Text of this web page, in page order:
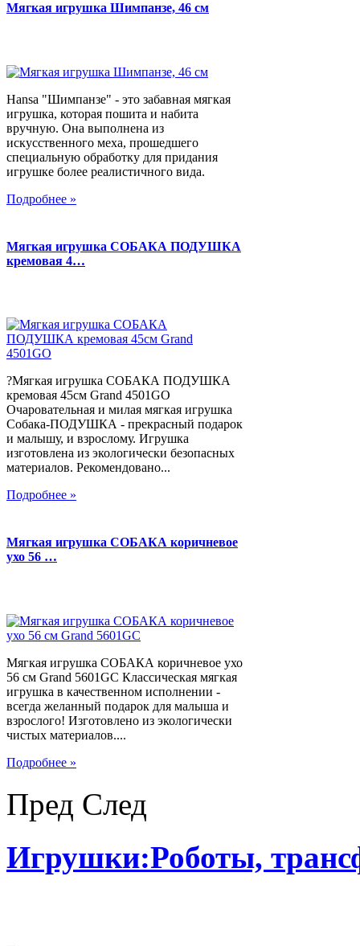
Мягкая игрушка Шимпанзе, 46 см
Hansa "Шимпанзе" - это забавная мягкая
игрушка, которая пошита и набита
вручную. Она выполнена из
искусственного меха, прошедшего
специальную обработку для придания
игрушке более реалистичного вида.
Подробнее »
Мягкая игрушка СОБАКА ПОДУШКА
кремовая 4…
?Мягкая игрушка СОБАКА ПОДУШКА
кремовая 45см Grand 4501GO
Очаровательная и милая мягкая игрушка
Собака-ПОДУШКА - прекрасный подарок
и малышу, и взрослому. Игрушка
изготовлена из экологически безопасных
материалов. Рекомендовано...
Подробнее »
Мягкая игрушка СОБАКА коричневое
ухо 56 …
Мягкая игрушка СОБАКА коричневое ухо
56 см Grand 5601GC Классическая мягкая
игрушка в качественном исполнении -
всегда желанный подарок для малыша и
взрослого! Изготовлено из экологически
чистых материалов....
Подробнее »
Пред След
Игрушки:Роботы,